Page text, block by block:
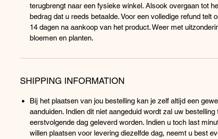
terugbrengt naar een fysieke winkel. Alsook overgaan tot
bedrag dat u reeds betaalde. Voor een volledige refund telt
14 dagen na aankoop van het product. Weer met
bloemen en planten.
SHIPPING INFORMATION
Bij het plaatsen van jou bestelling kan je zelf altijd een
aanduiden. Indien dit niet aangeduid wordt zal uw bestelling
eerstvolgende dag geleverd worden. Indien u toch last
willen plaatsen voor levering diezelfde dag, neemt u best